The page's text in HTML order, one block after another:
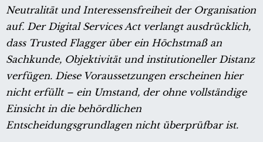
Neutralität und Interessensfreiheit der Organisation
auf. Der Digital Services Act verlangt ausdrücklich,
dass Trusted Flagger über ein Höchstmaß an
Sachkunde, Objektivität und institutioneller Distanz
verfügen. Diese Voraussetzungen erscheinen hier
nicht erfüllt – ein Umstand, der ohne vollständige
Einsicht in die behördlichen
Entscheidungsgrundlagen nicht überprüfbar ist.